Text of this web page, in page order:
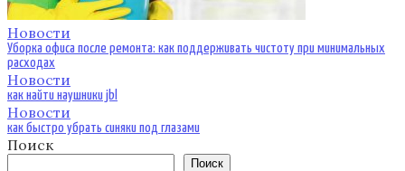
Новости
Уборка офиса после ремонта: как поддерживать чистоту при минимальных
расходах
Новости
как найти наушники jbl
Новости
как быстро убрать синяки под глазами
Поиск
Поиск